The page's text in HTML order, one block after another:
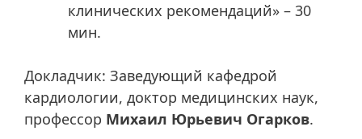
клинических рекомендаций» – 30
мин.
Докладчик: Заведующий кафедрой
кардиологии, доктор медицинских наук,
профессор Михаил Юрьевич Огарков.